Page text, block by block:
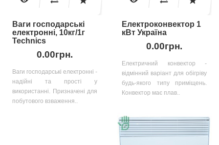
Ваги господарські
електронні, 10кг/1г
Technics
0.00грн.
Ваги господарські електронні -
надійні та прості у
використанні. Призначені для
побутового взваження..
Електроконвектор 1
кВт Україна
0.00грн.
Електричний конвектор -
відмінний варіант для обігріву
будь-якого типу приміщень.
Конвектор має плав..